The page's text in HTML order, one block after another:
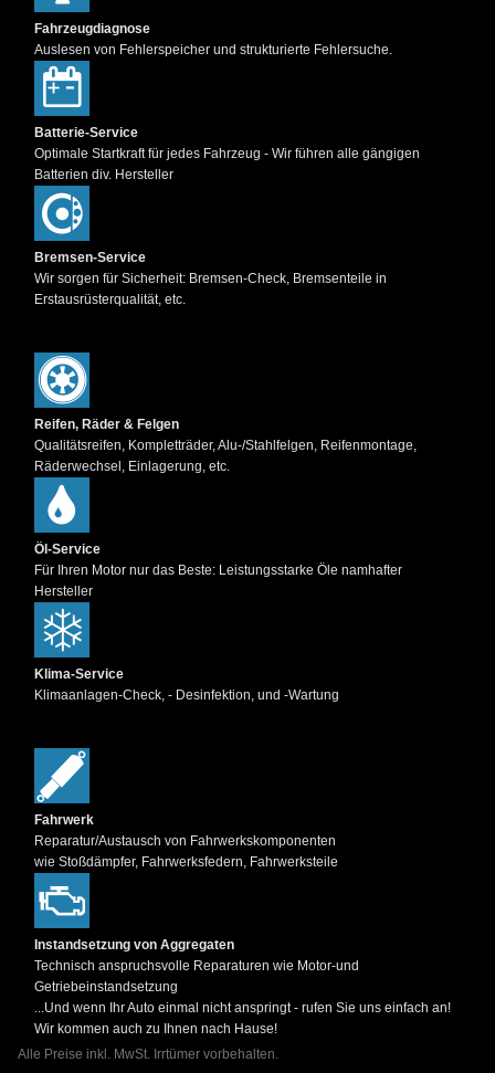
Fahrzeugdiagnose
Auslesen von Fehlerspeicher und strukturierte Fehlersuche.
Batterie-Service
Optimale Startkraft für jedes Fahrzeug - Wir führen alle gängigen
Batterien div. Hersteller
Bremsen-Service
Wir sorgen für Sicherheit: Bremsen-Check, Bremsenteile in
Erstausrüsterqualität, etc.
Reifen, Räder & Felgen
Qualitätsreifen, Kompletträder, Alu-/Stahlfelgen, Reifenmontage,
Räderwechsel, Einlagerung, etc.
Öl-Service
Für Ihren Motor nur das Beste: Leistungsstarke Öle namhafter
Hersteller
Klima-Service
Klimaanlagen-Check, - Desinfektion, und -Wartung
Fahrwerk
Reparatur/Austausch von Fahrwerkskomponenten
wie Stoßdämpfer, Fahrwerksfedern, Fahrwerksteile
Instandsetzung von Aggregaten
Technisch anspruchsvolle Reparaturen wie Motor-und
Getriebeinstandsetzung
...Und wenn Ihr Auto einmal nicht anspringt - rufen Sie uns einfach an!
Wir kommen auch zu Ihnen nach Hause!
Alle Preise inkl. MwSt. Irrtümer vorbehalten.